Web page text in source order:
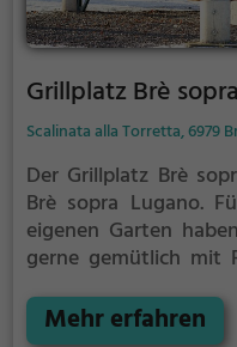
Grillplatz Brè
Scalinata alla Torretta, 6979
Der Grillplatz Brè
Brè sopra Lugano.
eigenen Garten
gerne gemütlich mit
Lösung.
Mehr erfahren